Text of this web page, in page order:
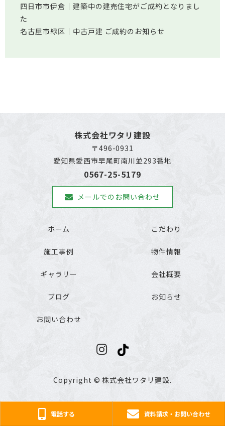
四日市市伊倉│建築中の建売住宅がご成約となりまし
た
名古屋市緑区│中古戸建 ご成約のお知らせ
株式会社ワタリ建設
〒496-0931
愛知県愛西市早尾町南川並293番地
0567-25-5179
メールでのお問い合わせ
ホーム こだわり
施工事例 物件情報
ギャラリー 会社概要
ブログ お知らせ
お問い合わせ
Copyright © 株式会社ワタリ建設.
電話する 資料請求・お問い合わせ